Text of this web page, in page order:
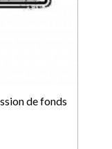
de fonds